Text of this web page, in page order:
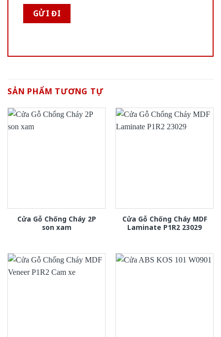
SẢN PHẨM TƯƠNG TỰ
Cửa Gỗ Chống Cháy 2P
son xam
Cửa Gỗ Chống Cháy MDF
Laminate P1R2 23029